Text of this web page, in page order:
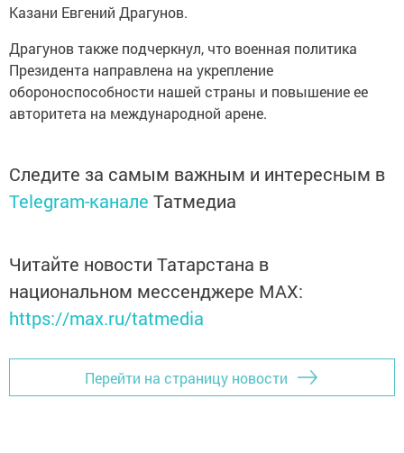
Казани Евгений Драгунов.
Драгунов также подчеркнул, что военная политика
Президента направлена на укрепление
обороноспособности нашей страны и повышение ее
авторитета на международной арене.
Следите за самым важным и интересным в
Telegram-канале Татмедиа
Читайте новости Татарстана в
национальном мессенджере MАХ:
https://max.ru/tatmedia
Перейти на страницу новости